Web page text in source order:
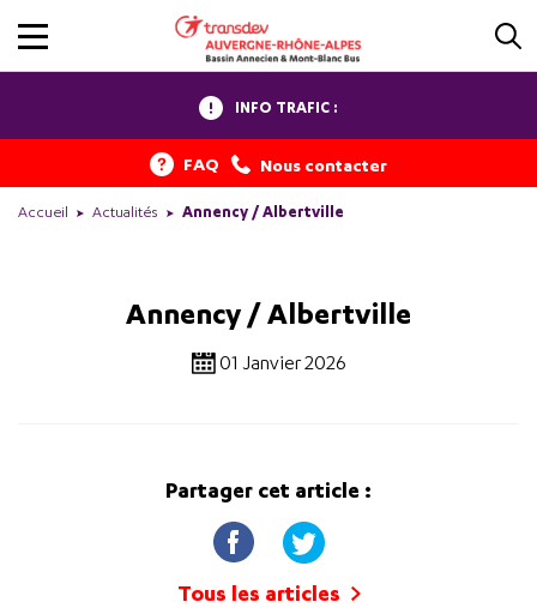
INFO TRAFIC :
FAQ Nous contacter
Accueil Actualités Annency / Albertville
Annency / Albertville
01 Janvier 2026
Partager cet article :
Tous les articles